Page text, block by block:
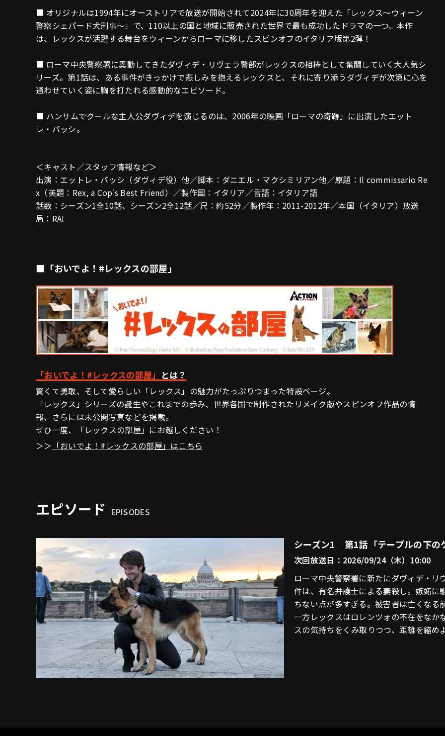
■ オリジナルは1994年にオーストリアで放送が開始されて2024年に30周年を迎えた「レックス～ウィーン
警察シェパード犬刑事～」で、110以上の国と地域に販売された世界で最も成功したドラマの一つ。本作
は、レックスが活躍する舞台をウィーンからローマに移したスピンオフのイタリア版第2弾！
■ ローマ中央警察署に異動してきたダヴィデ・リヴェラ警部がレックスの相棒として奮闘していく大人気シ
リーズ。第1話は、ある事件がきっかけで悲しみを抱えるレックスと、それに寄り添うダヴィデが次第に心を
通わせていく姿に胸を打たれる感動的なエピソード。
■ ハンサムでクールな主人公ダヴィデを演じるのは、2006年の映画「ローマの奇跡」に出演したエット
レ・バッシ。
＜キャスト／スタッフ情報など＞
出演：エットレ・バッシ（ダヴィデ役）他／脚本：ダニエル・マクシミリアン他／原題：Il commissario Re
x（英題：Rex, a Cop's Best Friend）／製作国：イタリア／言語：イタリア語
話数：シーズン1全10話、シーズン2全12話／尺：約52分／製作年：2011-2012年／本国（イタリア）放送
局：RAI
■「おいでよ！#レックスの部屋」
「おいでよ！#レックスの部屋」 とは？
賢くて勇敢、そして愛らしい「レックス」の魅力がたっぷりつまった特設ページ。
「レックス」シリーズの誕生やこれまでの歩み、世界各国で制作されたリメイク版やスピンオフ作品の情
報、さらには未公開写真などを掲載。
ぜひ一度、「レックスの部屋」にお越しください！
＞＞ 「おいでよ！#レックスの部屋」はこちら
エピソード EPISODES
シーズン1 第1話「テーブルの下の
次回放送日：2026/09/24（木）10:00
ローマ中央警察署に新たにダヴィデ・
件は、有名弁護士による妻殺し。嫉妬
ちない点が多すぎる。被害者は亡くなる
一方レックスはロレンツォの不在をな
スの気持ちをくみ取りつつ、距離を縮め